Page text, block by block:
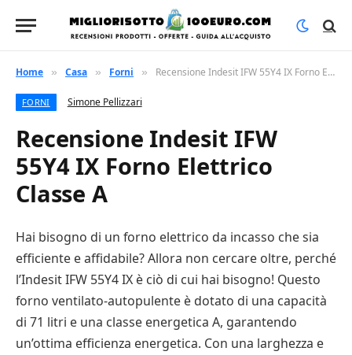
Home » Casa » Forni » Recensione Indesit IFW 55Y4 IX Forno Elettrico Classe A
FORNI Simone Pellizzari
Recensione Indesit IFW
55Y4 IX Forno Elettrico
Classe A
Hai bisogno di un forno elettrico da incasso che sia
efficiente e affidabile? Allora non cercare oltre, perché
l’Indesit IFW 55Y4 IX è ciò di cui hai bisogno! Questo
forno ventilato-autopulente è dotato di una capacità
di 71 litri e una classe energetica A, garantendo
un’ottima efficienza energetica. Con una larghezza e